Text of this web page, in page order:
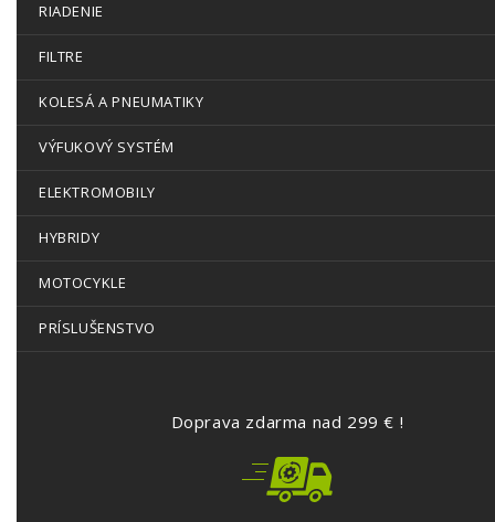
RIADENIE
FILTRE
KOLESÁ A PNEUMATIKY
VÝFUKOVÝ SYSTÉM
ELEKTROMOBILY
HYBRIDY
MOTOCYKLE
PRÍSLUŠENSTVO
Doprava zdarma nad 299 € !